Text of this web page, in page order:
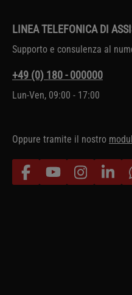
LINEA TELEFONICA DI
Supporto e consulenza al
+49 (0) 180 - 000000
Lun-Ven, 09:00 - 17:00
Oppure tramite il nostro